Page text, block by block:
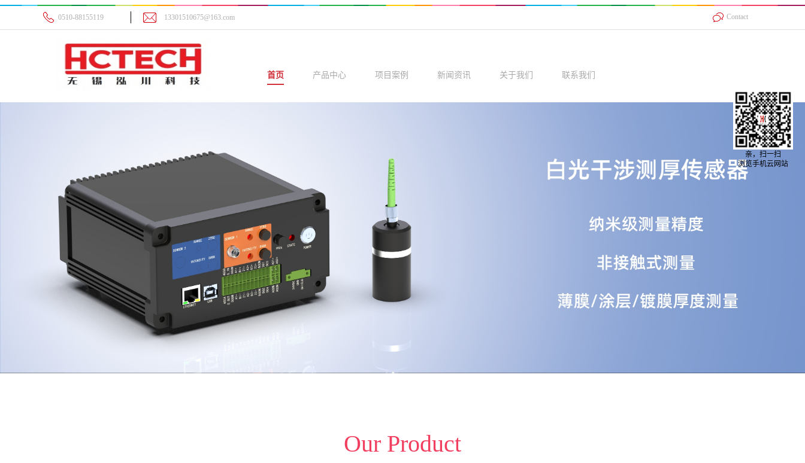
0510-88155119 13301510675@163.com Contact
首页 产品中心 项目案例 新闻资讯 关于我们 联系我们
Our Product
亲，扫一扫
浏览手机云网站